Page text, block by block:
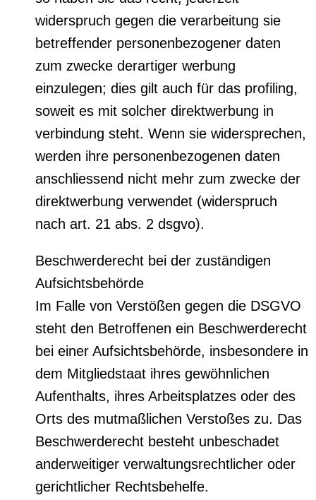
widerspruch gegen die verarbeitung sie
betreffender personenbezogener daten
zum zwecke derartiger werbung
einzulegen; dies gilt auch für das profiling,
soweit es mit solcher direktwerbung in
verbindung steht. Wenn sie widersprechen,
werden ihre personenbezogenen daten
anschliessend nicht mehr zum zwecke der
direktwerbung verwendet (widerspruch
nach art. 21 abs. 2 dsgvo).
Beschwerderecht bei der zuständigen
Aufsichtsbehörde
Im Falle von Verstößen gegen die DSGVO
steht den Betroffenen ein Beschwerderecht
bei einer Aufsichtsbehörde, insbesondere in
dem Mitgliedstaat ihres gewöhnlichen
Aufenthalts, ihres Arbeitsplatzes oder des
Orts des mutmaßlichen Verstoßes zu. Das
Beschwerderecht besteht unbeschadet
anderweitiger verwaltungsrechtlicher oder
gerichtlicher Rechtsbehelfe.